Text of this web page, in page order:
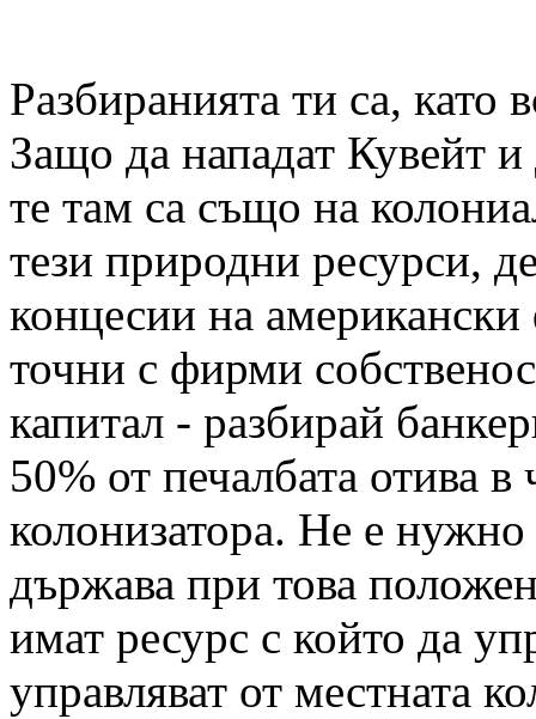
Разбиранията ти са, като
Защо да нападат Кувейт
те там са също на
тези природни ресурси,
концесии на
точни с фирми
капитал - разбирай
50% от печалбата отива
колонизатора. Не е нужно
държава при това
имат ресурс с който да
управляват от местната